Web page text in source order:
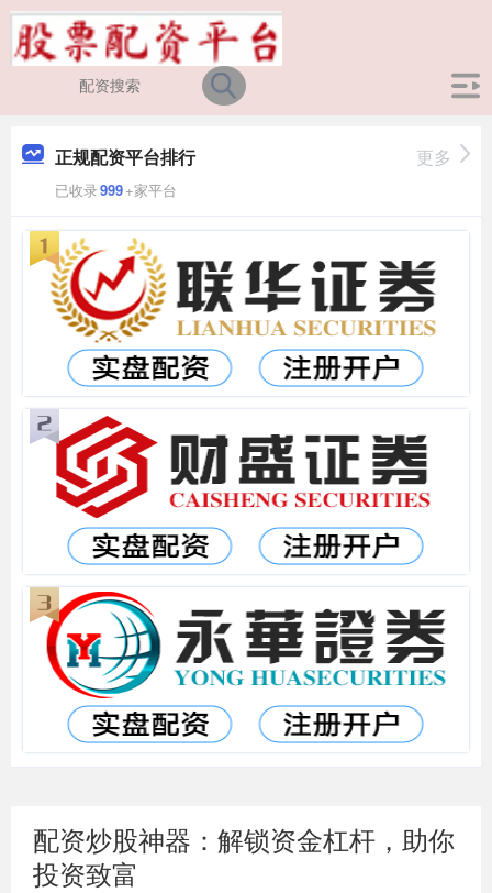
正规配资平台排行
已收录999+家平台
更多
配资炒股神器：解锁资金杠杆，助你
投资致富